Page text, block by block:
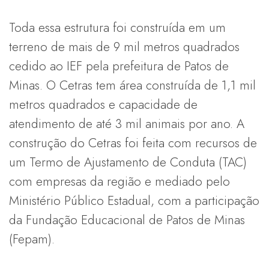
Toda essa estrutura foi construída em um
terreno de mais de 9 mil metros quadrados
cedido ao IEF pela prefeitura de Patos de
Minas. O Cetras tem área construída de 1,1 mil
metros quadrados e capacidade de
atendimento de até 3 mil animais por ano. A
construção do Cetras foi feita com recursos de
um Termo de Ajustamento de Conduta (TAC)
com empresas da região e mediado pelo
Ministério Público Estadual, com a participação
da Fundação Educacional de Patos de Minas
(Fepam).